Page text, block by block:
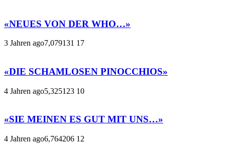
«NEUES VON DER WHO…»
3 Jahren ago7,079131 17
«DIE SCHAMLOSEN PINOCCHIOS»
4 Jahren ago5,325123 10
«SIE MEINEN ES GUT MIT UNS…»
4 Jahren ago6,764206 12